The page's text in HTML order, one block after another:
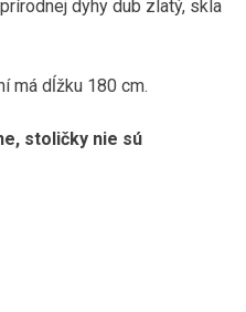
dyhy dub zlatý, skla
má dĺžku 180 cm.
stoličky nie sú